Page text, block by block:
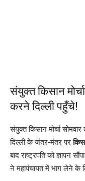
संयुक्त किसान
करने दिल्ली पहुँचे!
संयुक्त किसान मोर्चा
दिल्ली के जंतर-मंतर पर
बाद राष्ट्रपति को ज्ञापन
ने महापंचायत में भाग लेने के